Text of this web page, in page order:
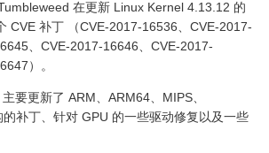
在更新 Linux Kernel 4.13.12 的
CVE 补丁 （CVE-2017-16536、CVE-2017-
、CVE-2017-16646、CVE-2017-
）。
主要更新了 ARM、ARM64、MIPS、
补丁、针对 GPU 的一些驱动修复以及一些